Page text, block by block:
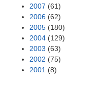
2007 (61)
2006 (62)
2005 (180)
2004 (129)
2003 (63)
2002 (75)
2001 (8)